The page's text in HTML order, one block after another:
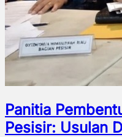
Panitia
Pesisir: Usulan